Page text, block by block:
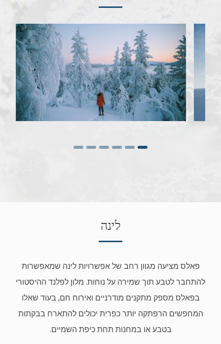
לינה
פאלס מציעה מגוון רחב של אפשרויות לינה שמאפשרות
להתחבר לטבע תוך שמירה על נוחות. מלון לפלנד ההיסטורי
בפאלס מספק מתקנים מודרניים ואירוח חם, בעוד שאלו
המחפשים הרפתקה יותר כפרית יכולים להתארח בבקתות
בטבע או במחנות תחת כיפת השמיים.